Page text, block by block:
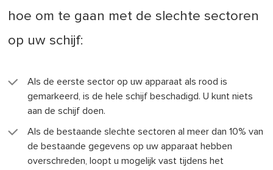
hoe om te gaan met de slechte sectoren
op uw schijf:
Als de eerste sector op uw apparaat als rood is
gemarkeerd, is de hele schijf beschadigd. U kunt niets
aan de schijf doen.
Als de bestaande slechte sectoren al meer dan 10% van
de bestaande gegevens op uw apparaat hebben
overschreden, loopt u mogelijk vast tijdens het